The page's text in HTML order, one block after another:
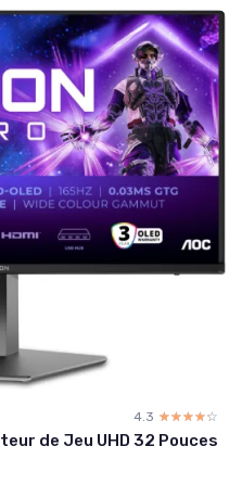
4.3 ☆☆☆☆☆
★★★★★
de Jeu UHD 32 Pouces